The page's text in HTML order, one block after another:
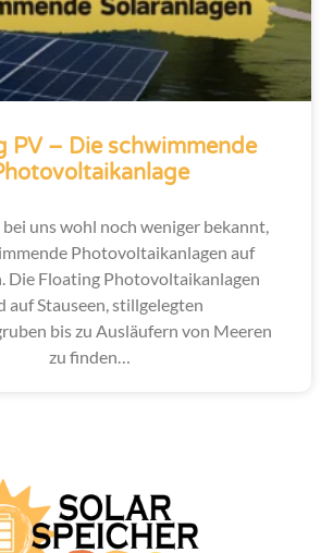
PV – Die schwimmende
bei uns wohl noch weniger bekannt,
Photovoltaikanlagen auf
Die Floating Photovoltaikanlagen
auf Stauseen, stillgelegten
bis zu Ausläufern von Meeren
zu finden…